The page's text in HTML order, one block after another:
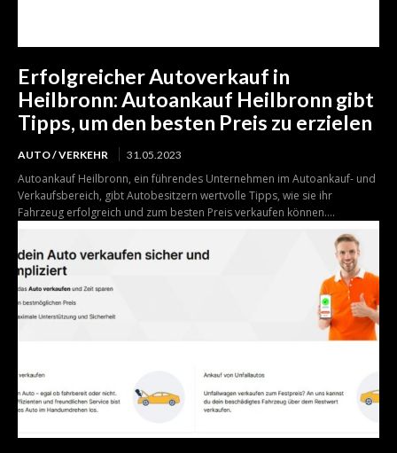
Erfolgreicher Autoverkauf in
Heilbronn: Autoankauf Heilbronn gibt
Tipps, um den besten Preis zu erzielen
AUTO / VERKEHR 31.05.2023
Autoankauf Heilbronn, ein führendes Unternehmen im Autoankauf- und
Verkaufsbereich, gibt Autobesitzern wertvolle Tipps, wie sie ihr
Fahrzeug erfolgreich und zum besten Preis verkaufen können....